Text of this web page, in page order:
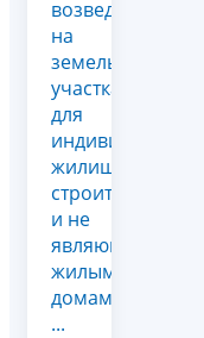
возведенных
на
земельных
участках
для
индивидуального
жилищного
строительства
и не
являющихся
жилыми
домами
...